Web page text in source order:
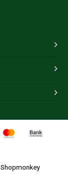
Shopmonkey